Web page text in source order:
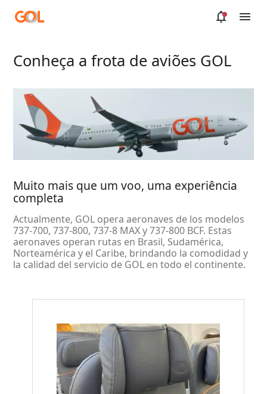
Saltar al contenido principal
Conheça a frota de aviões GOL
Muito mais que um voo, uma experiência
completa
Actualmente, GOL opera aeronaves de los modelos
737-700, 737-800, 737-8 MAX y 737-800 BCF. Estas
aeronaves operan rutas en Brasil, Sudamérica,
Norteamérica y el Caribe, brindando la comodidad y
la calidad del servicio de GOL en todo el continente.